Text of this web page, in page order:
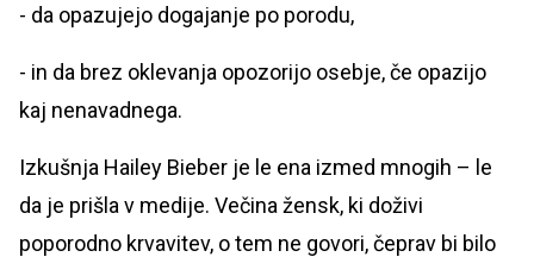
- da opazujejo dogajanje po porodu,
- in da brez oklevanja opozorijo osebje, če opazijo
kaj nenavadnega.
Izkušnja Hailey Bieber je le ena izmed mnogih – le
da je prišla v medije. Večina žensk, ki doživi
poporodno krvavitev, o tem ne govori, čeprav bi bilo